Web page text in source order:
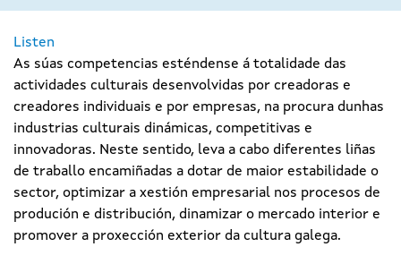
Listen
As súas competencias esténdense á totalidade das
actividades culturais desenvolvidas por creadoras e
creadores individuais e por empresas, na procura dunhas
industrias culturais dinámicas, competitivas e
innovadoras. Neste sentido, leva a cabo diferentes liñas
de traballo encamiñadas a dotar de maior estabilidade o
sector, optimizar a xestión empresarial nos procesos de
produción e distribución, dinamizar o mercado interior e
promover a proxección exterior da cultura galega.